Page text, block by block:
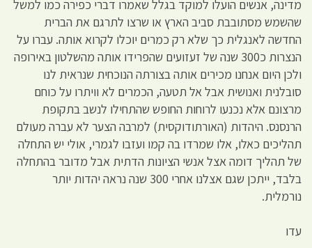
מדינה, אנשים הועלו למוקד בגלל שאמרו דברי כפירה כמו למשל
שהשמש מסתובבת סביב הארץ או שרצו לתרגם את הברית
החדשה לאנגלית כך שלא רק כמרים יוכלו לקרוא אותה. עברו על
הנצרות כ300 שנה של זעזועים שהפרידו אותה מהשלטון באירופה
ולכן היום אנחנו מכירים אותה בצורתה הנוכחית שנראית לנו
סובלנית ואנושית אבל אל תטעה, הכמרים לא וויתרו על כוחם
מרצונם אלא נכנעו לרוחות החופש שהתחילו לנשב בתקופת
הרנסנס. היהדות (האורתודוקסית) למרבה הצער לא עברה מעולם
תהליכים כאלו, אלו שמרדו בה קמו ועזבו לגמרי, אולי יש התחלה
של תהליך דומה אצל אנשי הציונות הדתית אבל מדובר בהתחלה
בלבד, ייתכן שגם אצלנו אחרי 300 שנה נראה יהדות יותר
נורמלית.
עדו